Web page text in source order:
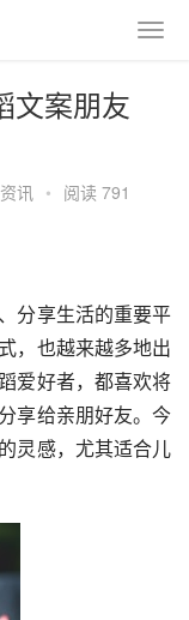
文案朋友
讯 • 阅读 791
分享生活的重要平
，也越来越多地出
爱好者，都喜欢将
享给亲朋好友。今
灵感，尤其适合儿